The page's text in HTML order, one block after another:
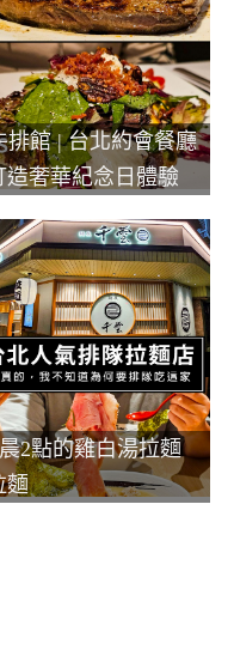
排館 | 台北約會餐廳
奢華紀念日體驗
2點的雞白湯拉麵
麵